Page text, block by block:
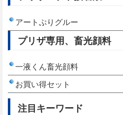
アートぷりグルー
プリザ専用、畜光顔料
一液くん畜光顔料
お買い得セット
注目キーワード